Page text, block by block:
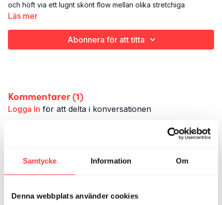
Samtycke Information Om
Denna webbplats använder cookies
och höft via ett lugnt skönt flow mellan olika stretchiga
positioner.
Läs mer
Abonnera för att titta
Kommentarer (1)
Logga In för att delta i konversationen
1
Relaterade videor